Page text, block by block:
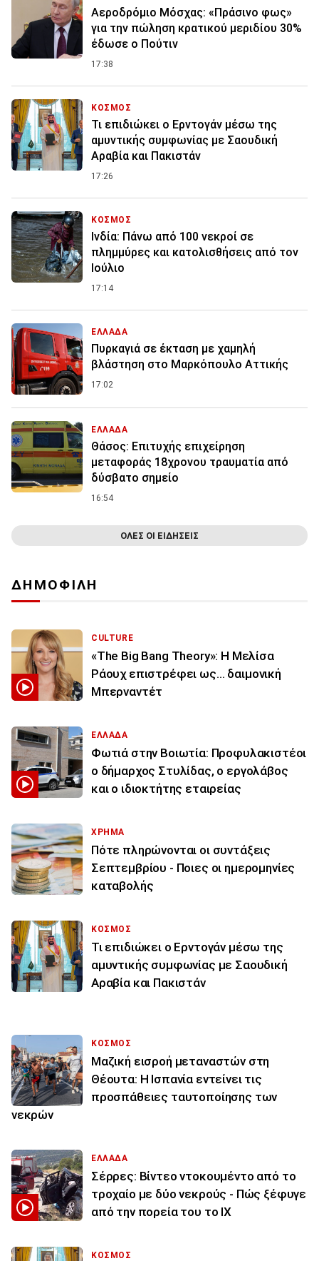
Αεροδρόμιο Μόσχας: «Πράσινο φως»
για την πώληση κρατικού μεριδίου 30%
έδωσε ο Πούτιν
17:38
ΚΟΣΜΟΣ
Τι επιδιώκει ο Ερντογάν μέσω της
αμυντικής συμφωνίας με Σαουδική
Αραβία και Πακιστάν
17:26
ΚΟΣΜΟΣ
Ινδία: Πάνω από 100 νεκροί σε
πλημμύρες και κατολισθήσεις από τον
Ιούλιο
17:14
ΕΛΛΑΔΑ
Πυρκαγιά σε έκταση με χαμηλή
βλάστηση στο Μαρκόπουλο Αττικής
17:02
ΕΛΛΑΔΑ
Θάσος: Επιτυχής επιχείρηση
μεταφοράς 18χρονου τραυματία από
δύσβατο σημείο
16:54
ΟΛΕΣ ΟΙ ΕΙΔΗΣΕΙΣ
ΔΗΜΟΦΙΛΗ
CULTURE
«The Big Bang Theory»: Η Μελίσα
Ράουχ επιστρέφει ως… δαιμονική
Μπερναντέτ
ΕΛΛΑΔΑ
Φωτιά στην Βοιωτία: Προφυλακιστέοι
ο δήμαρχος Στυλίδας, ο εργολάβος
και ο ιδιοκτήτης εταιρείας
ΧΡΗΜΑ
Πότε πληρώνονται οι συντάξεις
Σεπτεμβρίου - Ποιες οι ημερομηνίες
καταβολής
ΚΟΣΜΟΣ
Τι επιδιώκει ο Ερντογάν μέσω της
αμυντικής συμφωνίας με Σαουδική
Αραβία και Πακιστάν
ΚΟΣΜΟΣ
Μαζική εισροή μεταναστών στη
Θέουτα: Η Ισπανία εντείνει τις
προσπάθειες ταυτοποίησης των
νεκρών
ΕΛΛΑΔΑ
Σέρρες: Βίντεο ντοκουμέντο από το
τροχαίο με δύο νεκρούς - Πώς ξέφυγε
από την πορεία του το ΙΧ
ΚΟΣΜΟΣ